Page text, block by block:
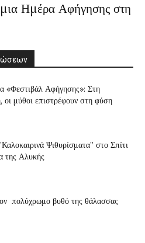
Ημέρα Αφήγησης στη
«Φεστιβάλ Αφήγησης»: Στη
οι μύθοι επιστρέφουν στη φύση
Ψιθυρίσματα” στο Σπίτι
της Αλυκής
πολύχρωμο βυθό της θάλασσας